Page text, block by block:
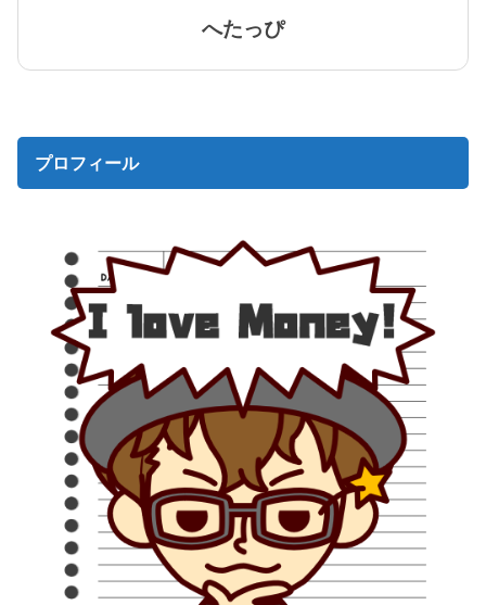
へたっぴ
プロフィール